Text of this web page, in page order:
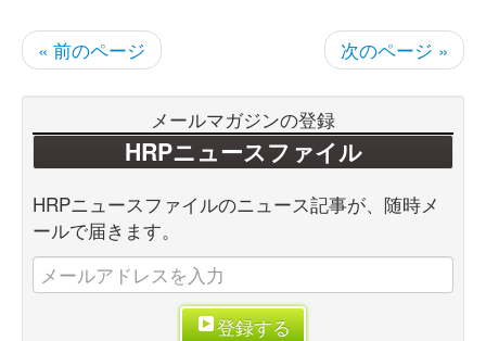
« 前のページ 次のページ »
メールマガジンの登録
HRPニュースファイル
HRPニュースファイルのニュース記事が、随時メ
ールで届きます。
登録する